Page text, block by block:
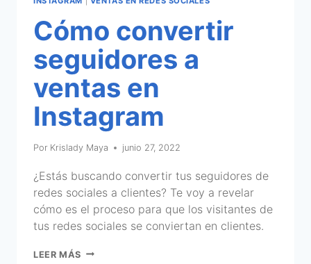
Cómo convertir
seguidores a
ventas en
Instagram
Por Krislady Maya junio 27, 2022
¿Estás buscando convertir tus seguidores de
redes sociales a clientes? Te voy a revelar
cómo es el proceso para que los visitantes de
tus redes sociales se conviertan en clientes.
LEER MÁS